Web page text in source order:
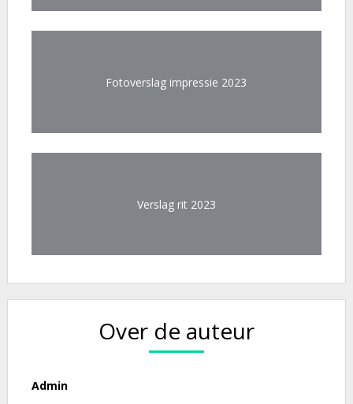
Fotoverslag impressie 2023
Verslag rit 2023
Over de auteur
Admin